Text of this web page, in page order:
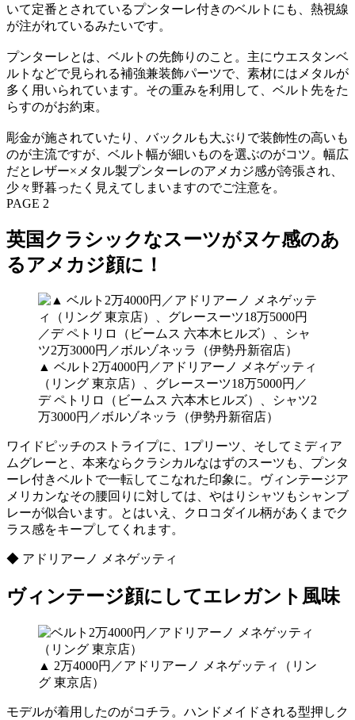
いて定番とされているプンターレ付きのベルトにも、熱視線
が注がれているみたいです。
プンターレとは、ベルトの先飾りのこと。主にウエスタンベ
ルトなどで見られる補強兼装飾パーツで、素材にはメタルが
多く用いられています。その重みを利用して、ベルト先をた
らすのがお約束。
彫金が施されていたり、バックルも大ぶりで装飾性の高いも
のが主流ですが、ベルト幅が細いものを選ぶのがコツ。幅広
だとレザー×メタル製プンターレのアメカジ感が誇張され、
少々野暮ったく見えてしまいますのでご注意を。
PAGE 2
英国クラシックなスーツがヌケ感のあ
るアメカジ顔に！
▲ ベルト2万4000円／アドリアーノ メネゲッティ
（リング 東京店）、グレースーツ18万5000円／
デ ペトリロ（ビームス 六本木ヒルズ）、シャツ2
万3000円／ボルゾネッラ（伊勢丹新宿店）
ワイドピッチのストライプに、1プリーツ、そしてミディア
ムグレーと、本来ならクラシカルなはずのスーツも、プンタ
ーレ付きベルトで一転してこなれた印象に。ヴィンテージア
メリカンなその腰回りに対しては、やはりシャツもシャンブ
レーが似合います。とはいえ、クロコダイル柄があくまでク
ラス感をキープしてくれます。
◆ アドリアーノ メネゲッティ
ヴィンテージ顔にしてエレガント風味
▲ 2万4000円／アドリアーノ メネゲッティ（リン
グ 東京店）
モデルが着用したのがコチラ。ハンドメイドされる型押しク